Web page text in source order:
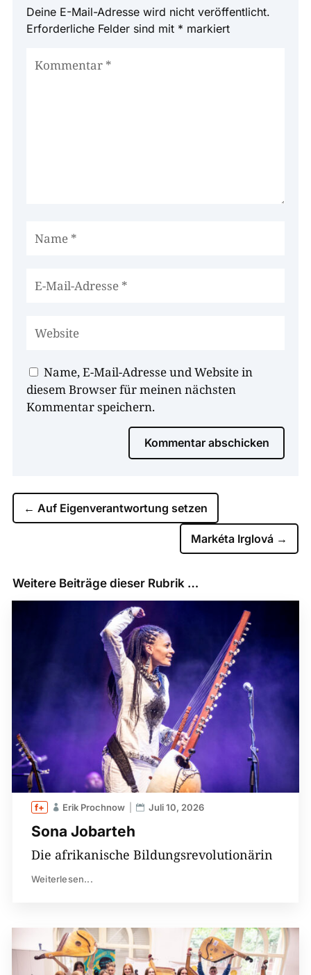
Deine E-Mail-Adresse wird nicht veröffentlicht.
Erforderliche Felder sind mit * markiert
Name, E-Mail-Adresse und Website in
diesem Browser für meinen nächsten
Kommentar speichern.
Kommentar abschicken
← Auf Eigenverantwortung setzen
Markéta Irglová →
Weitere Beiträge dieser Rubrik …
Sona Jobarteh
Erik Prochnow Juli 10, 2026
Die afrikanische Bildungsrevolutionärin
Weiterlesen...